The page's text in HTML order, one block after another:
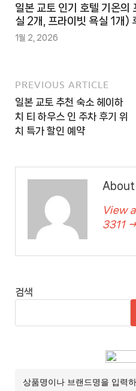
일본 교토 인기 호텔 기온
실 2개, 프라이빗 욕실 1개)
1월 2, 2026
PREVIOUS ARTICLE
일본 교토 추천 숙소 헤이하
치 티 하우스 인 주차 후기 위
치 특가 할인 예약
About
View
3311 →
검색